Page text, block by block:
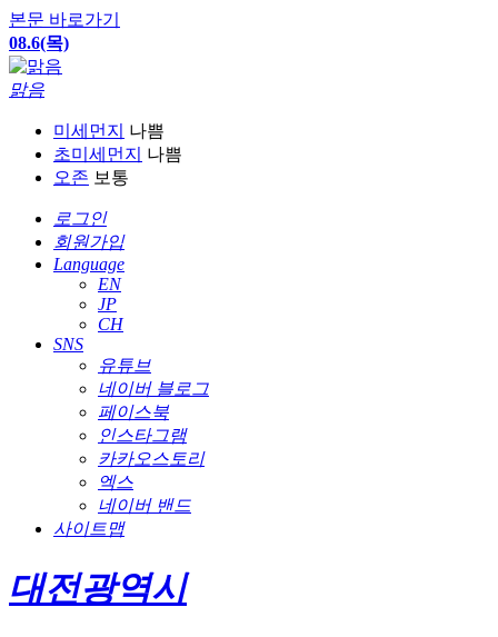
본문 바로가기
08.6(목)
맑음
미세먼지
나쁨
초미세먼지
나쁨
오존 보통
로그인
회원가입
Language
EN
JP
CH
SNS
유튜브
네이버 블로그
페이스북
인스타그램
카카오스토리
엑스
네이버 밴드
사이트맵
대전광역시